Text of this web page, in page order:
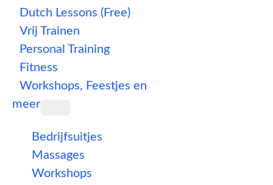
Dutch Lessons (Free)
Vrij Trainen
Personal Training
Fitness
Workshops, Feestjes en
meer
Bedrijfsuitjes
Massages
Workshops